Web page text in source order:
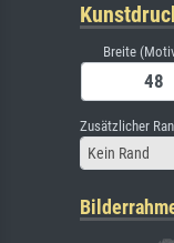
Breite
Zusätzlicher
Kein Rand